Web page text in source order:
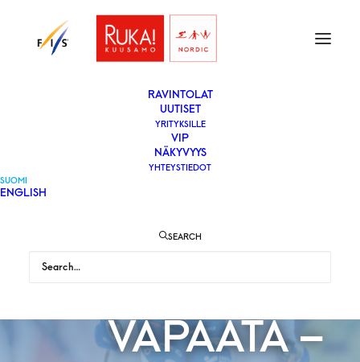
VAPAAEHTOISEKSI
YLEISÖLLE
­RAVINTOLAT
UUTISET
YRITYKSILLE
VIP
NÄKYVYYS
YHTEYSTIEDOT
SUOMI
ENGLISH
SEARCH
KLAEBO JA
KRUEGER
VAPAATA –